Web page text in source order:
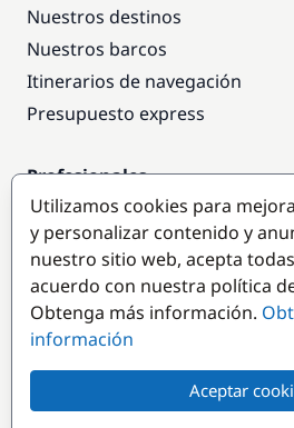
Nuestros destinos
Nuestros barcos
Itinerarios de navegación
Presupuesto express
Profesionales
Acceso empresas
Colaborar como empresa
Destinos populares
Utilizamos cookies para
y personalizar contenido y
nuestro sitio web, acepta
acuerdo con nuestra política
Obtenga más información.
información
Aceptar